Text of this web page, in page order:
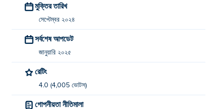
মুক্তির তারিখ
সেপ্টেম্বর ২০২৪
সর্বশেষ আপডেট
জানুয়ারি ২০২৫
রেটিং
4.0 (4,005 ভোটস)
গোপনীয়তা নীতিমালা